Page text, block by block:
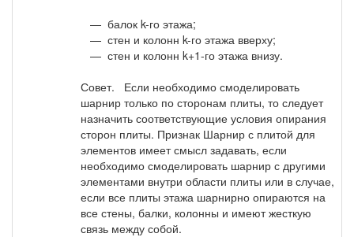
— балок k-го этажа;
— стен и колонн k-го этажа вверху;
— стен и колонн k+1-го этажа внизу.
Совет. Если необходимо смоделировать
шарнир только по сторонам плиты, то следует
назначить соответствующие условия опирания
сторон плиты. Признак Шарнир с плитой для
элементов имеет смысл задавать, если
необходимо смоделировать шарнир с другими
элементами внутри области плиты или в случае,
если все плиты этажа шарнирно опираются на
все стены, балки, колонны и имеют жесткую
связь между собой.